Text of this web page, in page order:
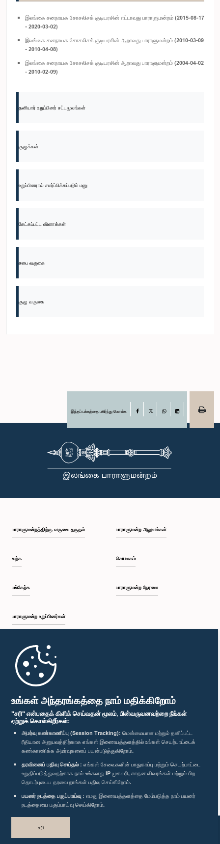
உங்கள் அந்தரங்கத்தை நாம் மதிக்கிறோம்
"சரி" என்பதைக் கிளிக் செய்வதன் மூலம், பின்வருவனவற்றை நீங்கள்
ஏற்றுக் கொள்கிறீர்கள்:
அமர்வு கண்காணிப்பு (Session Tracking): மென்மையான மற்றும் தனிப்பட்ட
ரீதியான அனுபவத்திற்காக எங்கள் இணையத்தளத்தில் உங்கள் செயற்பாட்டைக்
கண்காணிக்க அமர்வுகளைப் பயன்படுத்துகிறோம்.
தரவினைப் பதிவு செய்தல் : எங்கள் சேவைகளின் பாதுகாப்பு மற்றும் செயற்பாட்டை
உறுதிப்படுத்துவதற்காக நாம் உங்களது IP முகவரி, சாதன விவரங்கள் மற்றும் பிற
தொடர்புடைய தரவை நாங்கள் பதிவு செய்கிறோம்.
பயனர் நடத்தை பகுப்பாய்வு : எமது இணையத்தளத்தை மேம்படுத்த நாம் பயனர்
நடத்தையை பகுப்பாய்வு செய்கிறோம்.
சரி
இலங்கை சனநாயக சோசலிசக் குடியரசின் எட்டாவது பாராளுமன்றம் (2015-08-17
- 2020-03-02)
இலங்கை சனநாயக சோசலிசக் குடியரசின் ஆறாவது பாராளுமன்றம் (2010-03-09
- 2010-04-08)
இலங்கை சனநாயக சோசலிசக் குடியரசின் ஆறாவது பாராளுமன்றம் (2004-04-02
- 2010-02-09)
தனியார் உறுப்பினர் சட்டமூலங்கள்
குழுக்கள்
உறுப்பினரால் சமர்ப்பிக்கப்படும் மனு
கேட்கப்பட்ட வினாக்கள்
சபை வருகை
குழு வருகை
இந்தப் பக்கத்தை பகிர்ந்து கொள்க Facebook
பாராளுமன்றத்திற்கு வருகை தருதல்
கற்க
பங்கேற்க
பாராளுமன்ற உறுப்பினர்கள்
முதற்பக்கம்
பாராளுமன்ற அலுவல்கள்
செயலகம்
பாராளுமன்ற நேரலை
பாராளுமன்ற கையடக்க செயலி
எம்மை பின்தொடர்க :
விருதுகள்
தனியுரிமைக் கொள்கை